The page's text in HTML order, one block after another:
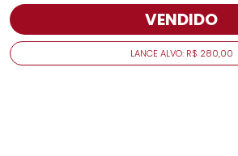
VENDIDO
LANCE ALVO: R$ 280,00